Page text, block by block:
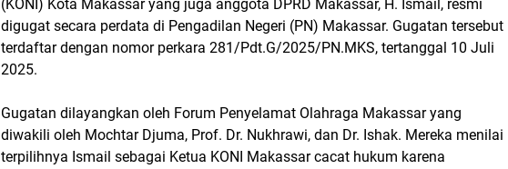
(KONI) Kota Makassar yang juga anggota DPRD Makassar, H. Ismail, resmi
digugat secara perdata di Pengadilan Negeri (PN) Makassar. Gugatan tersebut
terdaftar dengan nomor perkara 281/Pdt.G/2025/PN.MKS, tertanggal 10 Juli
2025.
Gugatan dilayangkan oleh Forum Penyelamat Olahraga Makassar yang
diwakili oleh Mochtar Djuma, Prof. Dr. Nukhrawi, dan Dr. Ishak. Mereka menilai
terpilihnya Ismail sebagai Ketua KONI Makassar cacat hukum karena